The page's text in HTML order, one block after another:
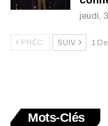
jeudi,
PRÉC. SUIV. 1
Mots-Clés